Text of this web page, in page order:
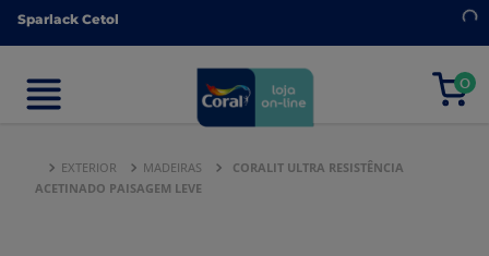
Sparlack Cetol
0
Sparlack Cetol
0
EXTERIOR MADEIRAS
CORALIT ULTRA RESISTÊNCIA
ACETINADO PAISAGEM LEVE